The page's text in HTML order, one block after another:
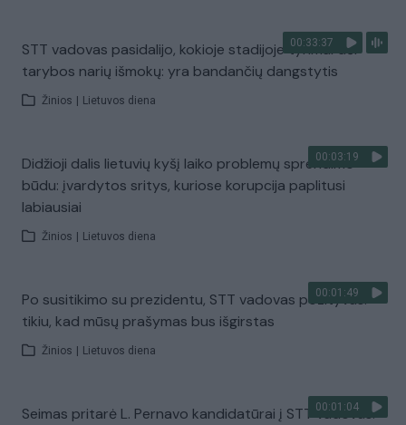
00:33:37
STT vadovas pasidalijo, kokioje stadijoje tyrimai dėl
tarybos narių išmokų: yra bandančių dangstytis
Žinios Lietuvos diena
00:03:19
Didžioji dalis lietuvių kyšį laiko problemų sprendimo
būdu: įvardytos sritys, kuriose korupcija paplitusi
labiausiai
Žinios Lietuvos diena
00:01:49
Po susitikimo su prezidentu, STT vadovas pozityvus:
tikiu, kad mūsų prašymas bus išgirstas
Žinios Lietuvos diena
00:01:04
Seimas pritarė L. Pernavo kandidatūrai į STT vadovus: